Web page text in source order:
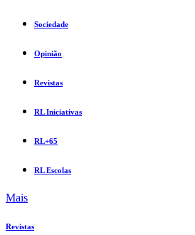
Sociedade
Opinião
Revistas
RL Iniciativas
RL+65
RL Escolas
Mais
Revistas